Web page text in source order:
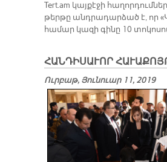
Tert.am կայքէջի
թերթը անդրադարձած է, որ
համար կազի գինը 10
ՀԱՆԴԻՍԱՒՈՐ
Ուրբաթ, Յունուար 11, 2019